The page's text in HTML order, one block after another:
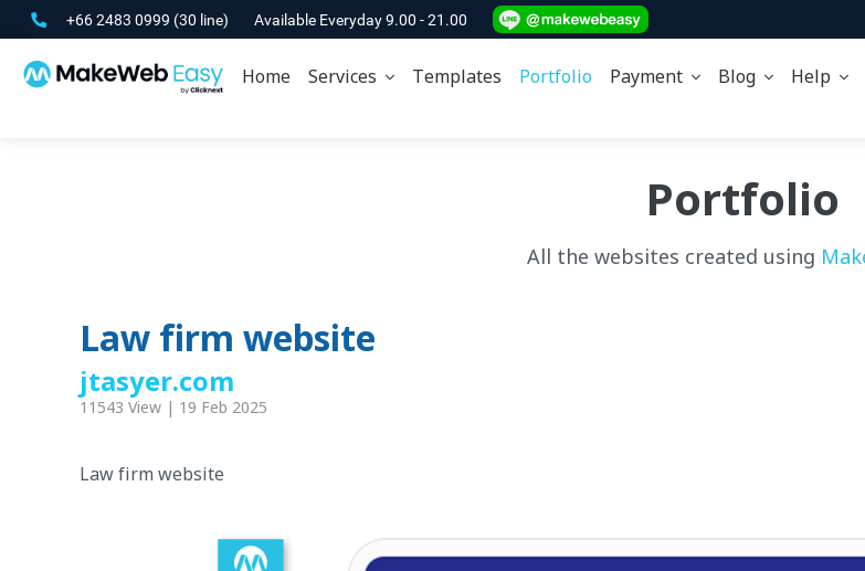
+66 2483 0999 (30 line) Available Everyday 9.00 - 21.00
Home Services Templates Portfolio Payment Blog Help
Portfolio
All the websites created using
Law firm website
jtasyer.com
11543 View | 19 Feb 2025
Law firm website